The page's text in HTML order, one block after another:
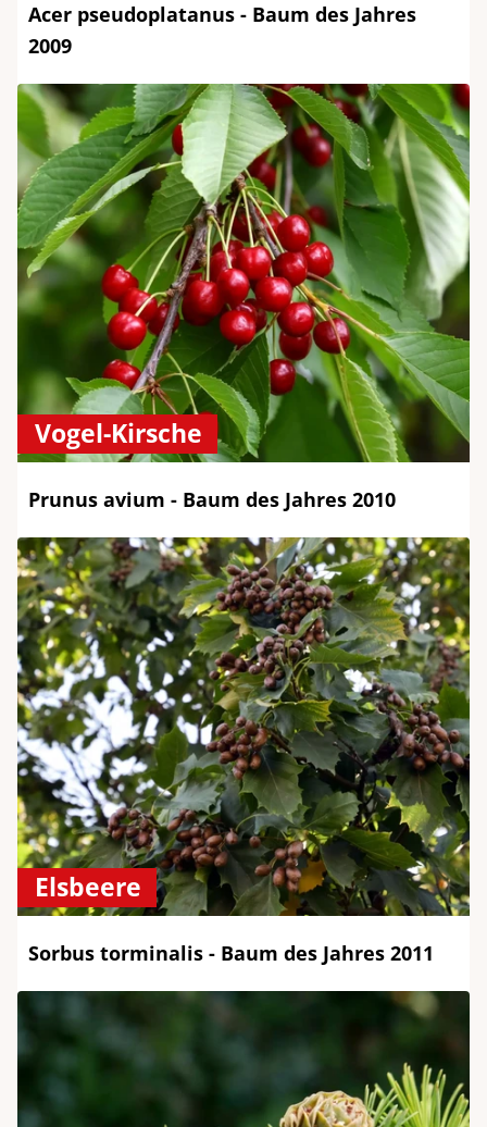
Acer pseudoplatanus - Baum des Jahres
2009
Vogel-Kirsche
Prunus avium - Baum des Jahres 2010
Elsbeere
Sorbus torminalis - Baum des Jahres 2011